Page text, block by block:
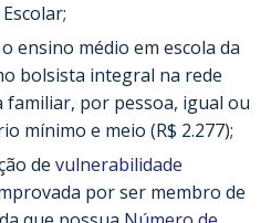
ensino médio em escola da
bolsista integral na rede
familiar, por pessoa, igual ou
mínimo e meio (R$ 2.277);
de vulnerabilidade
por ser membro de